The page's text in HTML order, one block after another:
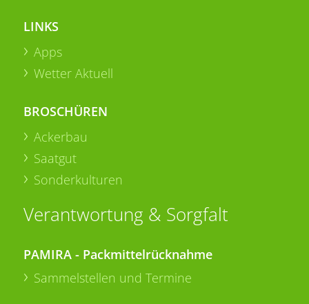
LINKS
Apps
Wetter Aktuell
BROSCHÜREN
Ackerbau
Saatgut
Sonderkulturen
Verantwortung & Sorgfalt
PAMIRA - Packmittelrücknahme
Sammelstellen und Termine